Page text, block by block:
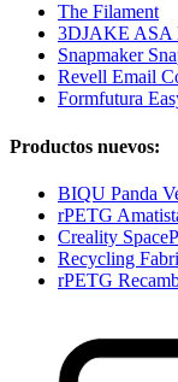
The Filament
3DJAKE ASA
Snapmaker
Revell Email
Formfutura
Productos nuevos:
BIQU Panda
rPETG
Creality
Recycling
rPETG